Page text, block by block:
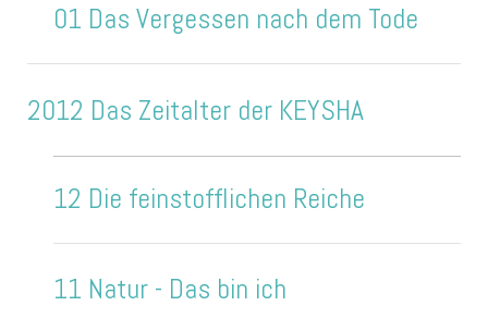
01 Das Vergessen nach dem Tode
2012 Das Zeitalter der KEYSHA
12 Die feinstofflichen Reiche
11 Natur - Das bin ich